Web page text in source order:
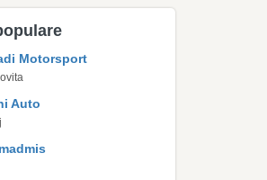
Motorsport
Auto